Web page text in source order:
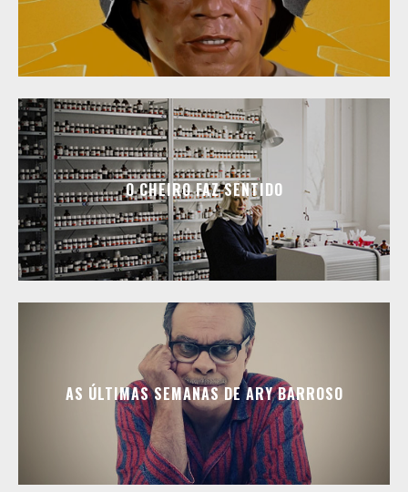
O CHEIRO FAZ SENTIDO
AS ÚLTIMAS SEMANAS DE ARY BARROSO